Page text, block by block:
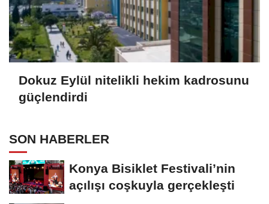
Dokuz Eylül nitelikli hekim kadrosunu
güçlendirdi
SON HABERLER
Konya Bisiklet Festivali’nin
açılışı coşkuyla gerçekleşti